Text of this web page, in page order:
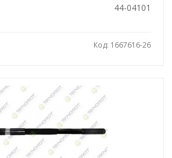
44-04101
Код: 1667616-26